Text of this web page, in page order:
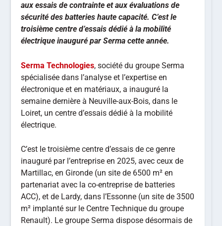
aux essais de contrainte et aux évaluations de
sécurité des batteries haute capacité. C’est le
troisième centre d’essais dédié à la mobilité
électrique inauguré par Serma cette année.
Serma Technologies, société du groupe Serma
spécialisée dans l’analyse et l’expertise en
électronique et en matériaux, a inauguré la
semaine dernière à Neuville-aux-Bois, dans le
Loiret, un centre d’essais dédié à la mobilité
électrique.
C’est le troisième centre d’essais de ce genre
inauguré par l’entreprise en 2025, avec ceux de
Martillac, en Gironde (un site de 6500 m² en
partenariat avec la co-entreprise de batteries
ACC), et de Lardy, dans l’Essonne (un site de 3500
m² implanté sur le Centre Technique du groupe
Renault). Le groupe Serma dispose désormais de